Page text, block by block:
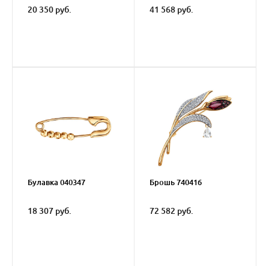
20 350 руб. 41 568 руб.
Булавка 040347
18 307 руб.
Брошь 740416
72 582 руб.